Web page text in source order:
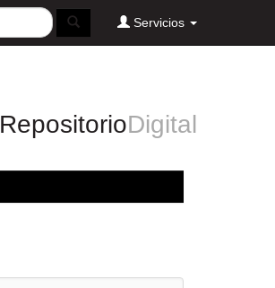
Servicios
RepositorioDigital